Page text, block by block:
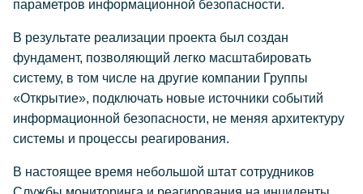
параметров информационной безопасности.
В результате реализации проекта был создан
фундамент, позволяющий легко масштабировать
систему, в том числе на другие компании Группы
«Открытие», подключать новые источники событий
информационной безопасности, не меняя архитектуру
системы и процессы реагирования.
В настоящее время небольшой штат сотрудников